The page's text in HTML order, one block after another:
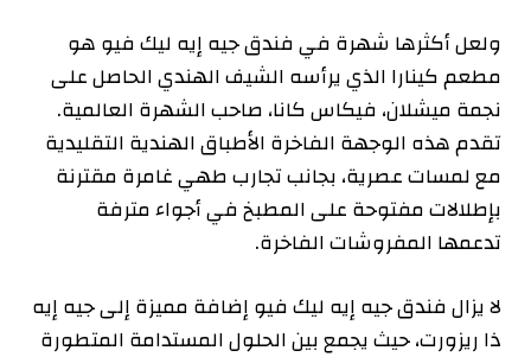
ولعل أكثرها شهرة في فندق جيه إيه ليك فيو هو
مطعم كينارا الذي يرأسه الشيف الهندي الحاصل على
نجمة ميشلان، فيكاس كانا، صاحب الشهرة العالمية.
تقدم هذه الوجهة الفاخرة الأطباق الهندية التقليدية
مع لمسات عصرية، بجانب تجارب طهي غامرة مقترنة
بإطلالات مفتوحة على المطبخ في أجواء مترفة
تدعمها المفروشات الفاخرة.
لا يزال فندق جيه إيه ليك فيو إضافة مميزة إلى جيه إيه
ذا ريزورت، حيث يجمع بين الحلول المستدامة المتطورة